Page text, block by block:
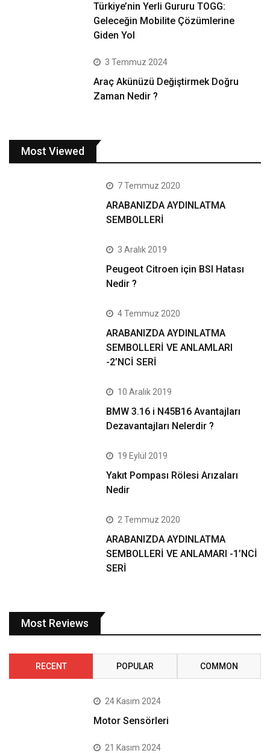
Türkiye’nin Yerli Gururu TOGG:
Geleceğin Mobilite Çözümlerine
Giden Yol
3 Temmuz 2024
Araç Akünüzü Değiştirmek Doğru
Zaman Nedir ?
Most Viewed
7 Temmuz 2020
ARABANIZDA AYDINLATMA
SEMBOLLERİ
3 Aralık 2019
Peugeot Citroen için BSI Hatası
Nedir ?
4 Temmuz 2020
ARABANIZDA AYDINLATMA
SEMBOLLERİ VE ANLAMLARI
-2’NCİ SERİ
10 Aralık 2019
BMW 3.16 i N45B16 Avantajları
Dezavantajları Nelerdir ?
19 Eylül 2019
Yakıt Pompası Rölesi Arızaları
Nedir
2 Temmuz 2020
ARABANIZDA AYDINLATMA
SEMBOLLERİ VE ANLAMARI -1’NCİ
SERİ
Most Reviews
RECENT POPULAR COMMON
24 Kasım 2024
Motor Sensörleri
21 Kasım 2024